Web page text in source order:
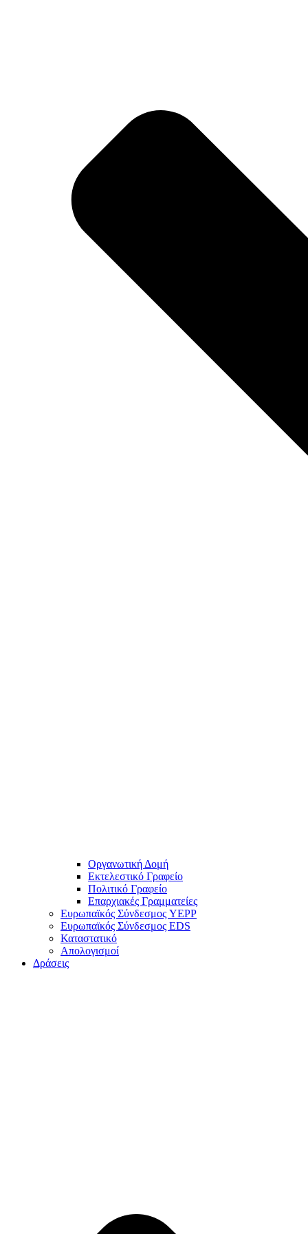
Οργανωτική Δομή
Εκτελεστικό Γραφείο
Πολιτικό Γραφείο
Επαρχιακές Γραμματείες
Ευρωπαϊκός Σύνδεσμος YEPP
Ευρωπαϊκός Σύνδεσμος EDS
Καταστατικό
Απολογισμοί
Δράσεις